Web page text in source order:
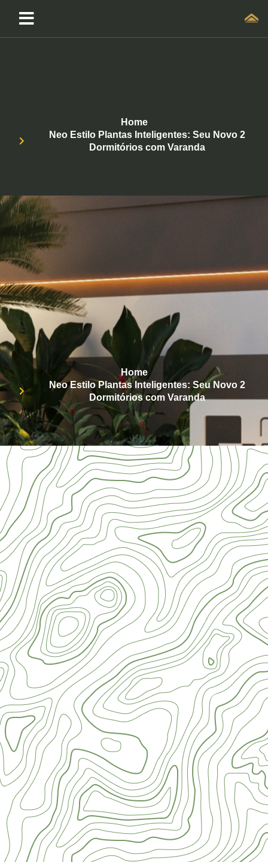
Home
Neo Estilo Plantas Inteligentes: Seu Novo 2
Dormitórios com Varanda
Home
Neo Estilo Plantas Inteligentes: Seu Novo 2
Dormitórios com Varanda